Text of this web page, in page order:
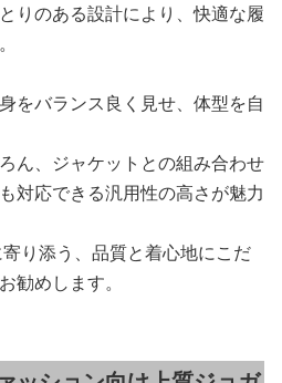
りのある設計により、快適な履
をバランス良く見せ、体型を自
ん、ジャケットとの組み合わせ
対応できる汎用性の高さが魅力
り添う、品質と着心地にこだ
勧めします。